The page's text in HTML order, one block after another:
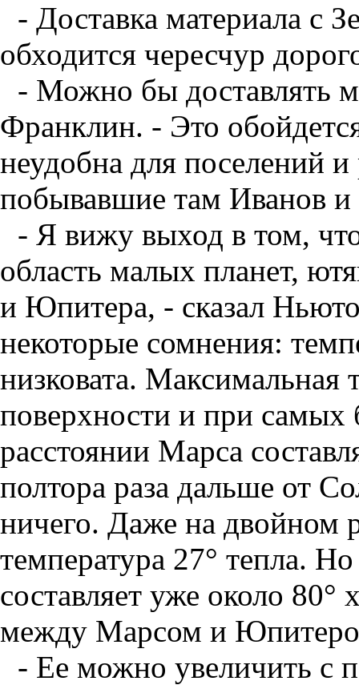
- Доставка материала с
обходится чересчур
- Можно бы доставлять
Франклин. - Это
неудобна для поселений
побывавшие там Иванов
- Я вижу выход в том,
область малых планет,
и Юпитера, - сказал
некоторые сомнения:
низковата. Максимальная
поверхности и при самых
расстоянии Марса
полтора раза дальше от
ничего. Даже на двойном
температура 27° тепла.
составляет уже около 80°
между Марсом и
- Ее можно увеличить с